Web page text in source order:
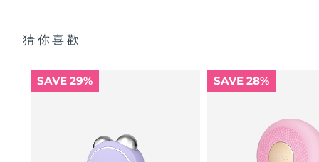
猜你喜歡
SAVE 29% SAVE 28%